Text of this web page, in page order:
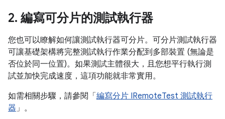
2. 編寫可分片的測試執行器
您也可以瞭解如何讓測試執行器可分片。可分片測試執行器
可讓基礎架構將完整測試執行作業分配到多部裝置 (無論是
否位於同一位置)。如果測試主體很大，且您想平行執行測
試並加快完成速度，這項功能就非常實用。
如需相關步驟，請參閱「 編寫分片 IRemoteTest 測試執行
器」。